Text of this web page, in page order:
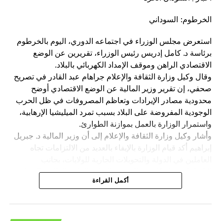
الخرطوم: السوداني
استعرض مجلس الوزراء في اجتماعه الدوري، اليوم بالخرطوم
برئاسة د. كامل إدريس رئيس الوزراء، تقريرين عن الوضع
الاقتصادي الراهن وموقف الإمداد الكهربائي بالبلاد.
وقال وكيل وزارة الثقافة والإعلام جراهام عبد القادر في تصريح
صحفي، إن تقرير وزير المالية عن الوضع الاقتصادي أوضح
محدودية مصادر الإيرادات وتعاظم المصروفات في ظل الحرب
الوجودية المفروضة على البلاد بسبب تمرد الميليشيا الإرهابية،
واستمرار الوزارة بالعمل بموازنة الطوارئ.
وأشار وكيل وزارة الثقافة والإعلام إلى أن وزير المالية د. جبريل
إبراهيم أكد قيام الوزارة بالإيفاء بالعديد من الالتزامات تجاه
الالتزامات تجاه كل من الصحة والتعليم العام والعالي والحماية
الاجتماعية للأسر الضعيفة والتأمين الصحي والعلاج المجاني
وأكد تحقيق زيادة في الإيرادات جاءت عبر توسيع المظلة
الضريبية دون زيادة في فئة الضريبة والجمارك وعائدات الملكية
أكمل القراءة